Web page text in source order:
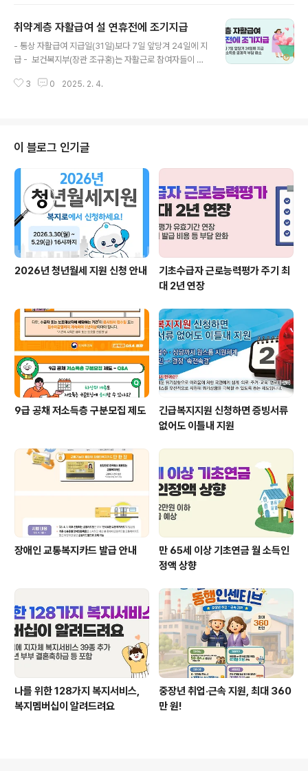
사업 시행에 필요한 준비 사항 등을 종합적으로 점검했다.
* (주재) 이기일 제1차관, (일시 및 장소) 09:30~11:30,
비즈허브서울센터(서울역 부근) 의료ㆍ돌봄 통합지원은
활을 영위할 수 있도록 시ㆍ군ㆍ구가 중심이 되어 돌봄 지
취약계층 자활급여 설 연휴전에 조기지급
- 통상 자활급여 지급일(31일)보다 7일 앞당겨 24일에 지
급 - 보건복지부(장관 조규홍)는 자활근로 참여자들이 설
보다 7일 앞당겨 1월 24일에 지급하기로 했다. 자활근로
지원하는 제도이다. * 집수리, 청소, 식기세척, 시설도
우미, 가사·간병서비스, 환경정비 사업단 등 자활급여는 참
여자의 월별 근무시간에 따라 지급하므로, 통상적으로 근
무 일수에 따른 급여액이 확정되는 매달 말일(급여 변동 등
발생시 다음 달 3일까지) 지급하고 있다. 그러나 이번 1월
은 마지막 주에..
3 0 2025. 2. 4.
이 블로그 인기글
2026년 청년월세 지원 신청 안내
기초수급자 근로능력평가 주기 최
대 2년 연장
9급 공채 저소득층 구분모집 제도
긴급복지지원 신청하면 증빙서류
없어도 이틀내 지원
장애인 교통복지카드 발급 안내
만 65세 이상 기초연금 월 소득인
정액 상향
나를 위한 128가지 복지서비스,
복지멤버십이 알려드려요
중장년 취업·근속 지원, 최대 360
만 원!